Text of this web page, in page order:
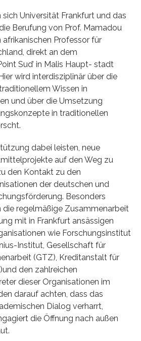
Universität Frankfurt und das
Berufung von Prof. Mamadou
afrikanischen Professor für
direkt an dem
Sud’ in Malis Haupt- stadt
wird interdisziplinär über die
Wissen in
und über die Umsetzung
in traditionellen
dabei leisten, neue
auf den Weg zu
den Kontakt zu den
der deutschen und
Besonders
regelmäßige Zusammenarbeit
mit in Frankfurt ansässigen
wie Forschungsinstitut
Institut, Gesellschaft für
(GTZ), Kreditanstalt für
den zahlreichen
dieser Organisationen im
darauf achten, dass das
Dialog verharrt,
die Öffnung nach außen